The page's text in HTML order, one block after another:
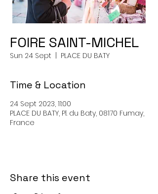
FOIRE SAINT-MICHEL
Sun 24 Sept PLACE DU BATY
Time & Location
24 Sept 2023, 11:00
PLACE DU BATY, Pl. du Baty, 08170 Fumay,
France
Share this event